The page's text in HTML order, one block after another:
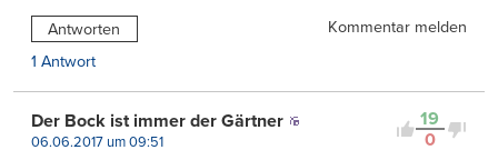
Antworten
Kommentar melden
1 Antwort
19
0
Der Bock ist immer der Gärtner
06.06.2017 um 09:51